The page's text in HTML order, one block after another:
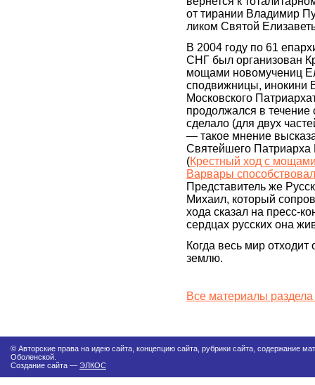
от тирании Владимир
ликом Святой
В 2004 году по 61
СНГ был организован
мощами новомучениц
сподвижницы, инокини
Московского
продолжался в
сделало (для двух
— такое мнение
Святейшего Патриарха
(Крестный ход с
Варвары
Представитель же
Михаил, который
хода сказал на пресс-
сердцах русских она
Когда весь мир
землю.
Все материалы
© Авторские права на идею сайта, концепцию сайта, рубрики сайта, содержание
Оболенской.
Создание сайта — ЭЛКОС